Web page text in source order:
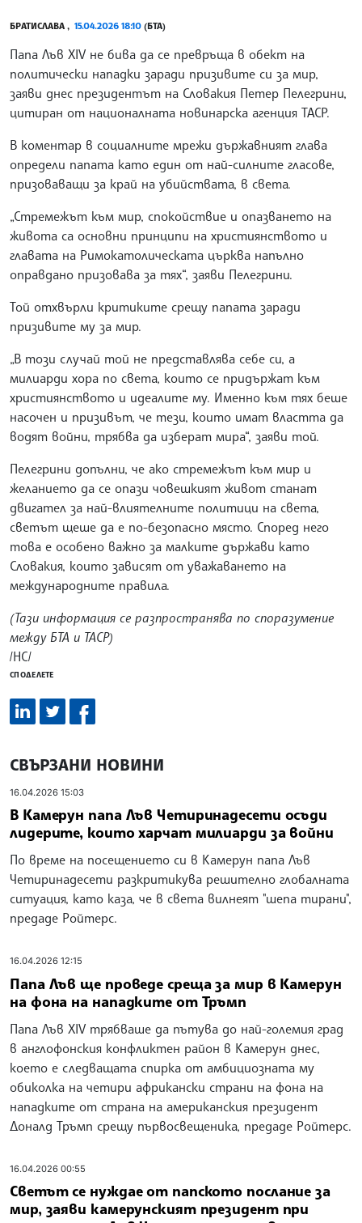
БРАТИСЛАВА , 15.04.2026 18:10 (БТА)
Папа Лъв XIV не бива да се превръща в обект на
политически нападки заради призивите си за мир,
заяви днес президентът на Словакия Петер Пелегрини,
цитиран от националната новинарска агенция ТАСР.
В коментар в социалните мрежи държавният глава
определи папата като един от най-силните гласове,
призоваващи за край на убийствата, в света.
„Стремежът към мир, спокойствие и опазването на
живота са основни принципи на християнството и
главата на Римокатолическата църква напълно
оправдано призовава за тях“, заяви Пелегрини.
Той отхвърли критиките срещу папата заради
призивите му за мир.
„В този случай той не представлява себе си, а
милиарди хора по света, които се придържат към
християнството и идеалите му. Именно към тях беше
насочен и призивът, че тези, които имат властта да
водят войни, трябва да изберат мира“, заяви той.
Пелегрини допълни, че ако стремежът към мир и
желанието да се опази човешкият живот станат
двигател за най-влиятелните политици на света,
светът щеше да е по-безопасно място. Според него
това е особено важно за малките държави като
Словакия, които зависят от уважаването на
международните правила.
(Тази информация се разпространява по споразумение
между БТА и ТАСР)
/НС/
СПОДЕЛЕТЕ
СВЪРЗАНИ НОВИНИ
16.04.2026 15:03
В Камерун папа Лъв Четиринадесети осъди
лидерите, които харчат милиарди за войни
По време на посещението си в Камерун папа Лъв
Четиринадесети разкритикува решително глобалната
ситуация, като каза, че в света вилнеят "шепа тирани",
предаде Ройтерс.
16.04.2026 12:15
Папа Лъв ще проведе среща за мир в Камерун
на фона на нападките от Тръмп
Папа Лъв XIV трябваше да пътува до най-големия град
в англофонския конфликтен район в Камерун днес,
което е следващата спирка от амбициозната му
обиколка на четири африкански страни на фона на
нападките от страна на американския президент
Доналд Тръмп срещу първосвещеника, предаде Ройтерс.
16.04.2026 00:55
Светът се нуждае от папското послание за
мир, заяви камерунският президент при